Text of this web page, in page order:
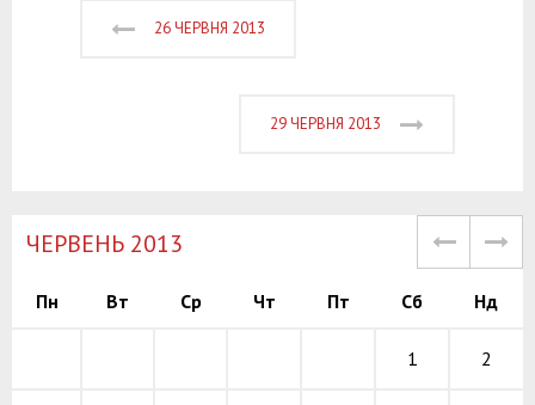
26 ЧЕРВНЯ 2013
29 ЧЕРВНЯ 2013
ЧЕРВЕНЬ 2013
Пн Вт Ср Чт Пт Сб Нд
1 2